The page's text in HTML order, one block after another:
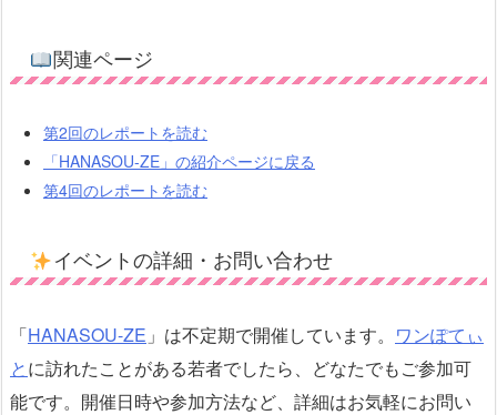
関連ページ
第2回のレポートを読む
「HANASOU-ZE」の紹介ページに戻る
第4回のレポートを読む
イベントの詳細・お問い合わせ
「HANASOU-ZE 」は不定期で開催しています。 ワンぽてぃ
とに訪れたことがある若者でしたら、どなたでもご参加可
能です。開催日時や参加方法など、詳細はお気軽にお問い